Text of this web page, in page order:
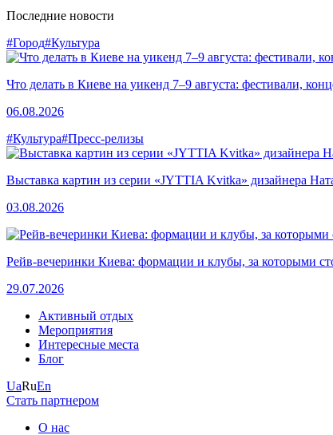
Последние новости
#Город#Культура
Что делать в Киеве на уикенд 7–9 августа: фестивали,
06.08.2026
#Культура#Пресс-релизы
Выставка картин из серии «JYTTIA Kvitka» дизайнера
03.08.2026
Рейв-вечеринки Киева: формации и клубы, за которыми
29.07.2026
Активный отдых
Мероприятия
Интересные места
Блог
UaRuEn
Стать партнером
О нас